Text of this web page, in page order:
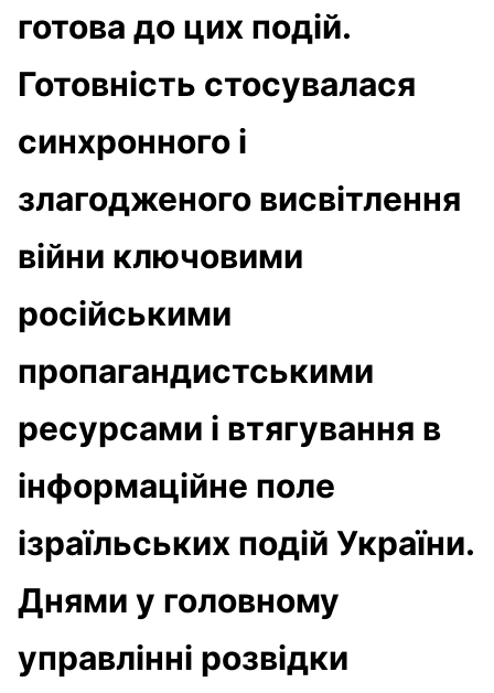
готова до цих подій.
Готовність стосувалася
синхронного і
злагодженого висвітлення
війни ключовими
російськими
пропагандистськими
ресурсами і втягування в
інформаційне поле
ізраїльських подій України.
Днями у головному
управлінні розвідки